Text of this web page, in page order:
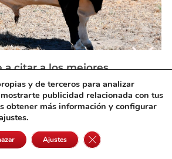
a citar a los mejores
VII Concurso Nacional de
y de terceros para analizar
publicidad relacionada con tus
obtener más información y configurar
Ajustes Cerrar el banner de